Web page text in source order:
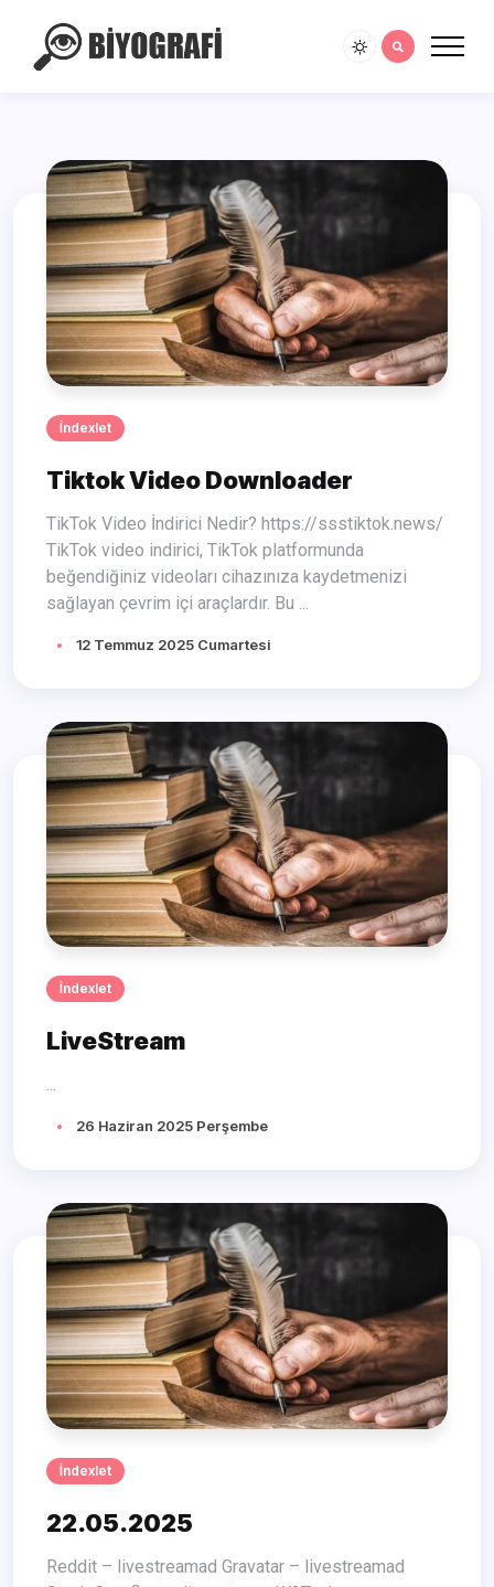
İndexlet
Tiktok Video Downloader
TikTok Video İndirici Nedir? https://ssstiktok.news/
TikTok video indirici, TikTok platformunda
beğendiğiniz videoları cihazınıza kaydetmenizi
sağlayan çevrim içi araçlardır. Bu ...
12 Temmuz 2025 Cumartesi
İndexlet
LiveStream
...
26 Haziran 2025 Perşembe
İndexlet
22.05.2025
Reddit – livestreamad Gravatar – livestreamad